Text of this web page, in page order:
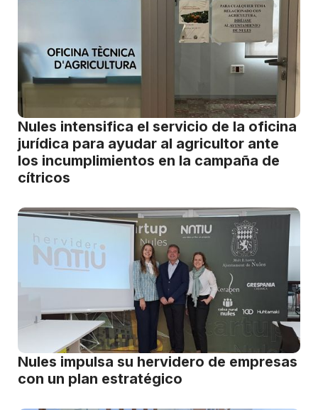
Nules intensifica el servicio de la oficina
jurídica para ayudar al agricultor ante
los incumplimientos en la campaña de
cítricos
Nules impulsa su hervidero de empresas
con un plan estratégico